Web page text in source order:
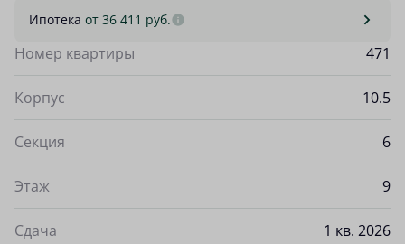
Ипотека от 36 411 руб.
Номер квартиры 471
Корпус 10.5
Секция 6
Этаж 9
Сдача 1 кв. 2026